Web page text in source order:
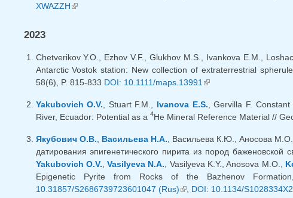
XWAZZH(внешняя ссылка)
2023
Chetverikov Y.O., Ezhov V.F., Glukhov M.S., Ivankova E.M.,
Antarctic Vostok station: New collection of extraterrestrial
58(6), P. 815-833 DOI: 10.1111/maps.13991 (внешняя ссылка)
Yakubovich O.V. , Stuart F.M., Ivanova E.S. , Gervilla F. Constant
River, Ecuador: Potential as a 4He Mineral Reference Material //
Якубович О.В.
Васильева Н.А. , Васильева К.Ю., Аносова М.О.,
датирования эпигенетического пирита из пород
Yakubovich O.V. ,Vasilyeva N.A. , Vasilyeva K.Y., Anosova M.O.,
Epigenetic Pyrite from Rocks of the Bazhenov
10.31857/S2686739723601047 (Rus)(внешняя ссылка)
, DOI: 10.1134/